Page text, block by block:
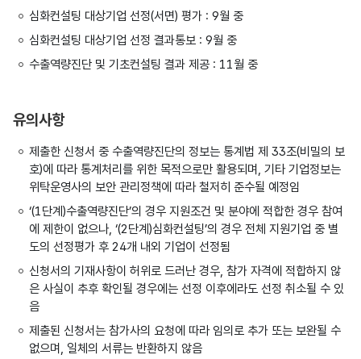
심화컨설팅 대상기업 선정(서면) 평가 : 9월 중
심화컨설팅 대상기업 선정 결과통보 : 9월 중
수출역량진단 및 기초컨설팅 결과 제공 : 11월 중
유의사항
제출한 신청서 중 수출역량진단의 정보는 통계법 제 33조(비밀의 보
호)에 따라 통계처리를 위한 목적으로만 활용되며, 기타 기업정보는
위탁운영사의 보안 관리정책에 따라 철저히 준수될 예정임
‘(1단계)수출역량진단’의 경우 지원조건 및 분야에 적합한 경우 참여
에 제한이 없으나, ‘(2단계)심화컨설팅’의 경우 전체 지원기업 중 별
도의 선정평가 후 24개 내외 기업이 선정됨
신청서의 기재사항이 허위로 드러난 경우, 참가 자격에 적합하지 않
은 사실이 추후 확인될 경우에는 선정 이후에라도 선정 취소될 수 있
음
제출된 신청서는 참가사의 요청에 따라 임의로 추가 또는 보완될 수
없으며, 일체의 서류는 반환하지 않음